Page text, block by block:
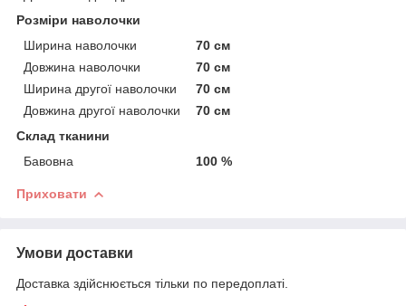
Розміри наволочки
Ширина наволочки
70 см
Довжина наволочки
70 см
Ширина другої наволочки
70 см
Довжина другої наволочки
70 см
Склад тканини
Бавовна
100 %
Приховати
Умови доставки
Доставка здійснюється тільки по передоплаті.